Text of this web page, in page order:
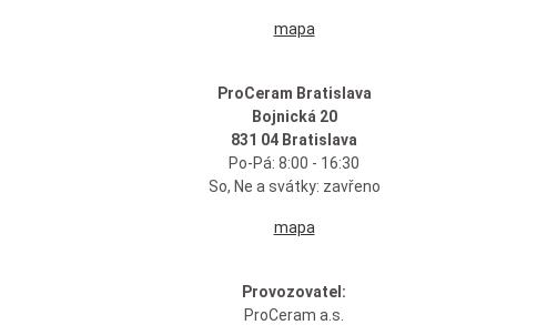
mapa
ProCeram Bratislava
Bojnická 20
831 04 Bratislava
Po-Pá: 8:00 - 16:30
So, Ne a svátky: zavřeno
mapa
Provozovatel:
ProCeram a.s.